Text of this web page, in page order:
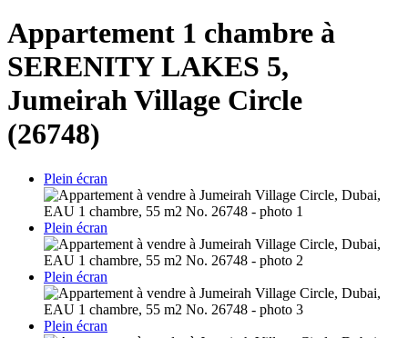
Appartement 1 chambre à
SERENITY LAKES 5,
Jumeirah Village Circle
(26748)
Plein écran
Plein écran
Plein écran
Plein écran